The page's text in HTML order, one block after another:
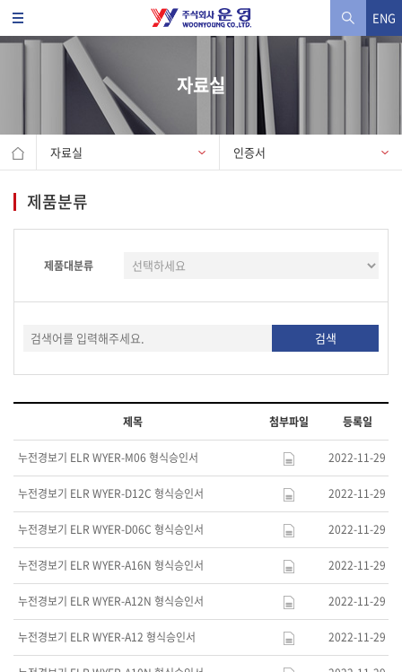
ENG
자료실
자료실 인증서
제품분류
제품대분류
제목 첨부파일 등록일
누전경보기 ELR WYER-M06 형식승인서 2022-11-29
누전경보기 ELR WYER-D12C 형식승인서 2022-11-29
누전경보기 ELR WYER-D06C 형식승인서 2022-11-29
누전경보기 ELR WYER-A16N 형식승인서 2022-11-29
누전경보기 ELR WYER-A12N 형식승인서 2022-11-29
누전경보기 ELR WYER-A12 형식승인서 2022-11-29